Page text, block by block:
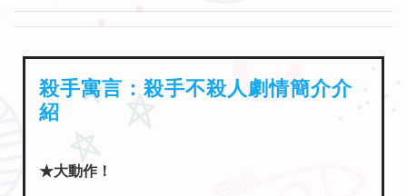
殺手寓言：殺手不殺人劇情簡介介
紹
★大動作！